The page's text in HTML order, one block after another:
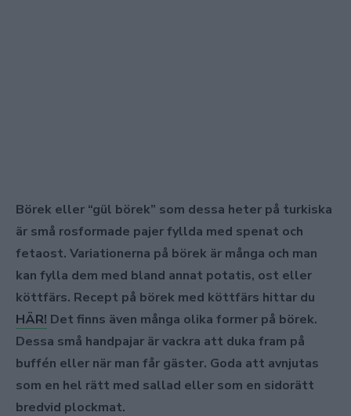
Börek eller “gül börek” som dessa heter på turkiska
är små rosformade pajer fyllda med spenat och
fetaost. Variationerna på börek är många och man
kan fylla dem med bland annat potatis, ost eller
köttfärs. Recept på börek med köttfärs hittar du
HÄR! Det finns även många olika former på börek.
Dessa små handpajar är vackra att duka fram på
buffén eller när man får gäster. Goda att avnjutas
som en hel rätt med sallad eller som en sidorätt
bredvid plockmat.